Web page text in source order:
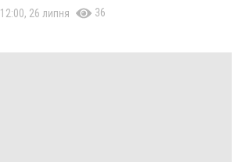
12:00, 26 липня 36